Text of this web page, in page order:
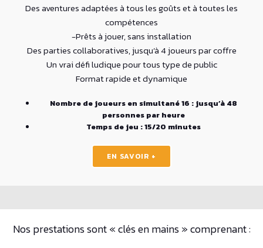
Des aventures adaptées à tous les goûts et à toutes les
compétences
-Prêts à jouer, sans installation
Des parties collaboratives, jusqu’à 4 joueurs par coffre
Un vrai défi ludique pour tous type de public
Format rapide et dynamique
Nombre de joueurs en simultané 16 : jusqu’à 48
personnes par heure
Temps de jeu : 15/20 minutes
EN SAVOIR +
Nos prestations sont « clés en mains » comprenant :